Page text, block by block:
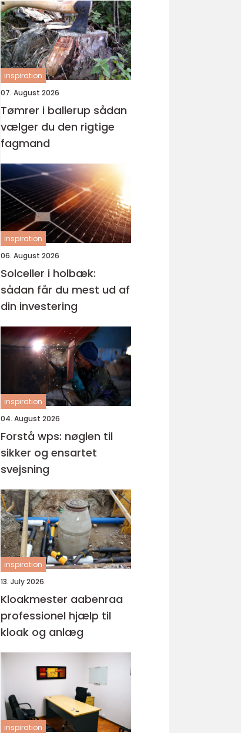
inspiration
07. August 2026
Tømrer i ballerup sådan
vælger du den rigtige
fagmand
inspiration
06. August 2026
Solceller i holbæk:
sådan får du mest ud af
din investering
inspiration
04. August 2026
Forstå wps: nøglen til
sikker og ensartet
svejsning
inspiration
13. July 2026
Kloakmester aabenraa
professionel hjælp til
kloak og anlæg
inspiration